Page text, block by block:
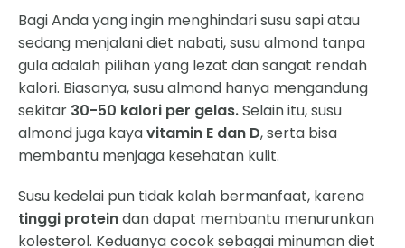
Bagi Anda yang ingin menghindari susu sapi atau
sedang menjalani diet nabati, susu almond tanpa
gula adalah pilihan yang lezat dan sangat rendah
kalori. Biasanya, susu almond hanya mengandung
sekitar 30-50 kalori per gelas.Selain itu, susu
almond juga kayavitamin E dan D, serta bisa
membantu menjaga kesehatan kulit.
Susu kedelai pun tidak kalah bermanfaat, karena
tinggi proteindan dapat membantu menurunkan
kolesterol. Keduanya cocok sebagai minuman diet